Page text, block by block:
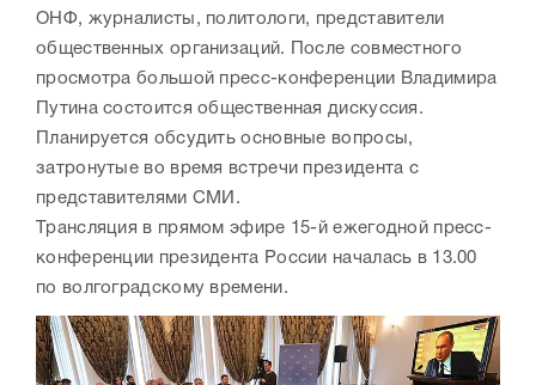
ОНФ, журналисты, политологи, представители
общественных организаций. После совместного
просмотра большой пресс-конференции Владимира
Путина состоится общественная дискуссия.
Планируется обсудить основные вопросы,
затронутые во время встречи президента с
представителями СМИ.
Трансляция в прямом эфире 15-й ежегодной пресс-
конференции президента России началась в 13.00
по волгоградскому времени.